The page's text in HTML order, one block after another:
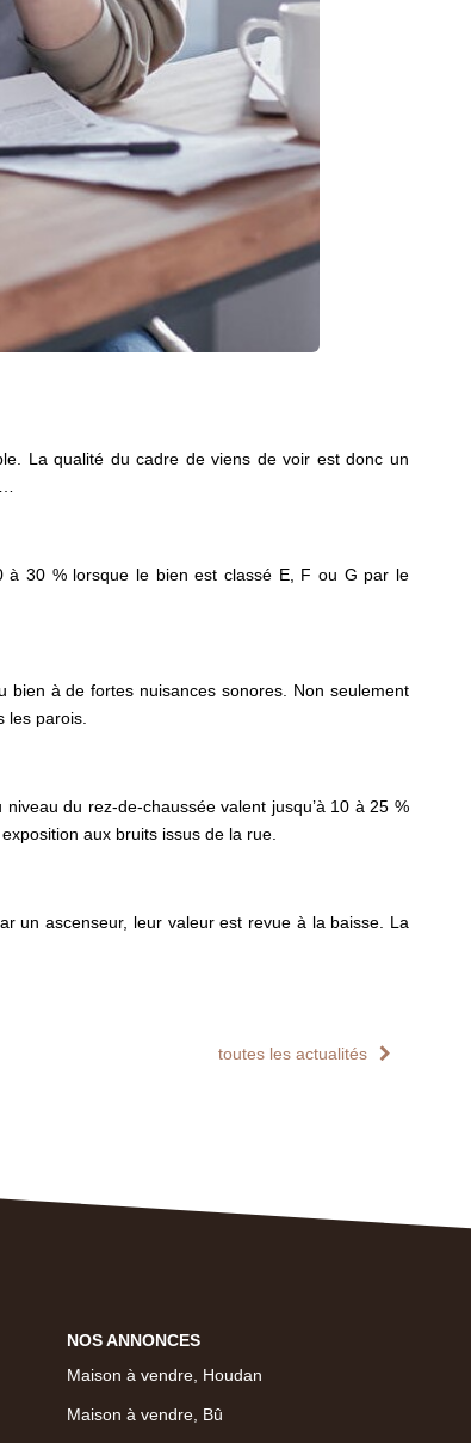
La qualité du cadre de viens de voir est donc un
30 % lorsque le bien est classé E, F ou G par le
à de fortes nuisances sonores. Non seulement
les parois.
du rez-de-chaussée valent jusqu’à 10 à 25 %
aux bruits issus de la rue.
un ascenseur, leur valeur est revue à la baisse. La
toutes les actualités
NOS ANNONCES
Maison à vendre, Houdan
Maison à vendre, Bû